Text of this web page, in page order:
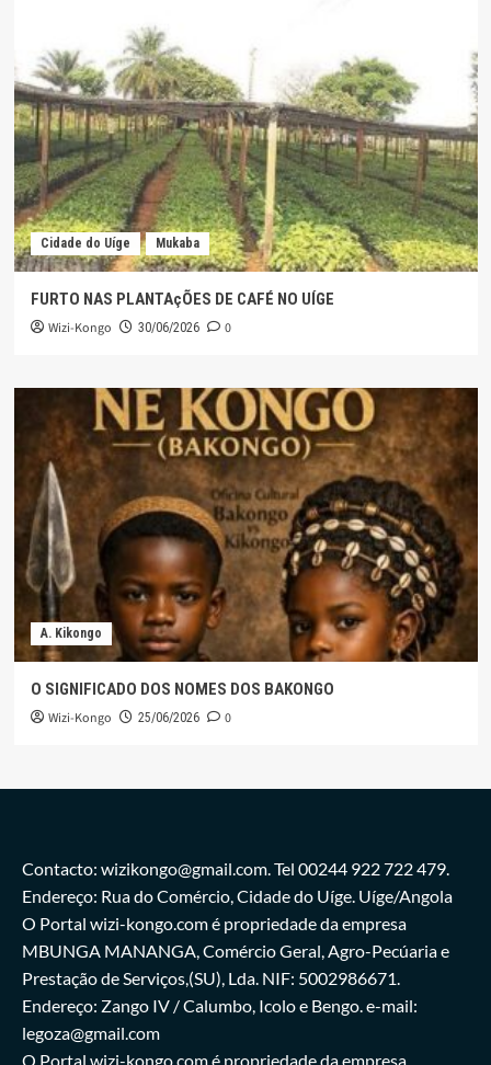
Cidade do Uíge Mukaba
FURTO NAS PLANTAçÕES DE CAFÉ NO UÍGE
Wizi-Kongo 30/06/2026 0
A. Kikongo
O SIGNIFICADO DOS NOMES DOS BAKONGO
Wizi-Kongo 25/06/2026 0
Contacto: wizikongo@gmail.com. Tel 00244 922 722 479.
Endereço: Rua do Comércio, Cidade do Uíge. Uíge/Angola
O Portal wizi-kongo.com é propriedade da empresa
MBUNGA MANANGA, Comércio Geral, Agro-Pecúaria e
Prestação de Serviços,(SU), Lda. NIF: 5002986671.
Endereço: Zango IV / Calumbo, Icolo e Bengo. e-mail:
legoza@gmail.com
O Portal wizi-kongo.com é propriedade da empresa